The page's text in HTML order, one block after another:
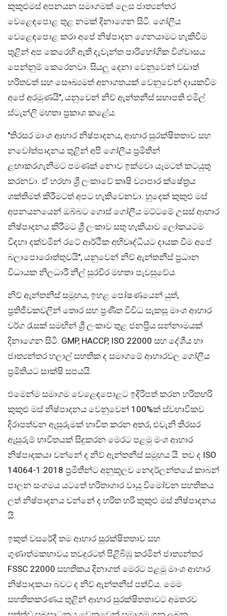
කුකුළුමස් අපනයන සමාගමක් ලෙස ජාත්‍යන්තර
වෙළෙඳපොළ තුළ නමක් දිනාගෙන සිටී. ගෝලීය
වෙළෙඳපොළ කරා අපේ නිෂ්පාදන ගෙනයාමට හැකිවීම
තුළින් අප කෙරෙහි ඇති දැවැන්ත පාරිභෝගික විශ්වාසය
පෙන්නුම් කෙරෙනවා. සියලු දෙනා වෙනුවෙන් වඩාත්
හරිතවත් සහ සෞඛ්‍යමත් අනාගතයක් වෙනුවෙන් දායකවීම
අපේ අරමුණයි″, යනුවෙන් නිව් ඇන්තනීස් සභාපති එමිල්
ස්ටැන්ලි මහතා ප්‍රකාශ කළේය.
″තිරසර මාංශ ආහාර නිෂ්පාදනය, ආහාර සුරක්ෂිතතාව සහ
නවෝත්පාදනය තුළින් අපි ගෝලීය ප්‍රමිතීන්
ළඟාකරගැනීමට පමණක් නොව ඉක්මවා යෑමටත් කටයුතු
කරනවා. ඒ හරහා ශ්‍රී ලංකාවේ කෘෂි ව්‍යාපාර ක්ෂේත්‍රය
ශක්තිමත් කිරීමටත් අපට හැකිවෙනවා. හුදෙක් කුකුළු මස්
අපනයනයෙන් ඔබ්බට ගොස් ගෝලීය මට්ටමේ උසස් ආහාර
නිෂ්පාදනය කිරීමට ශ්‍රී ලංකාව සතු හැකියාව ලෝකයටම
විදහා දක්වමින් රටේ ආර්ථික අභිවෘද්ධියට දායක වීම අපේ
බලාපොරොත්තුවයි″, යනුවෙන් නිව් ඇන්තනීස් ප්‍රධාන
විධායක නිලධාරී නීල් සුරවීර මහතා පැවසුවේය.
නිව් ඇන්තනීස් සමූහය, ඉහළ පෝෂණයෙන් යුත්,
ප්‍රතිජීවකවලින් තොර සහ ප්‍රණීත විවිධ සැකසූ මාංශ ආහාර
වර්ග රැසක් සමඟින් ශ්‍රී ලංකාව තුළ ජනප්‍රිය සන්නාමයක්
දිනාගෙන සිටී. GMP, HACCP, ISO 22000 සහ දේශීය හා
ජාත්‍යන්තර හලාල් සහතික ද සමාගමේ ආහාරවල ගෝලීය
ප්‍රමිතියට සාක්ෂි සපයයි.
එමෙන්ම සමාගම වෙළෙඳපොළට ඉදිරිපත් කරන හරිතහරි
කුකුළු මස් නිෂ්පාදනය වෙනුවෙන් 100%ක් ස්වභාවිකව
දිරාපත්වන ඇසුරුමක් භාවිත කරන අතර, එවැනි තිරසර
ඇසුරුම් භාවිතයක් සිදුකරන මෙරට පළමු මංශ ආහාර
නිෂ්පාදකයා වන්නේ ද නිව් ඇන්තනීස් සමූහය යි. තව ද ISO
14064-1:2018 ප්‍රමිතීන්ට අනුකූලව නෙදර්ලන්තයේ කාබන්
පාලන සංගමය යටතේ හරිතාගාර වායු විමෝචන සහතිකය
ලත් නිෂ්පාදනය වන්නේ ද හරිත හරි කුකුළු මස් නිෂ්පාදනය
යි.
ඉකුත් වසරේදී තම ආහාර සුරක්ෂිතතාව සහ
ගුණාත්මකභාවය තවදුරටත් පිළිබිඹු කරමින් ජාත්‍යන්තර
FSSC 22000 සහතිකය දිනාගත් මෙරට පළමු මාංශ ආහාර
නිෂ්පාදකයා බවට ද නිව් ඇන්තනීස් පත්විය. මෙම
සහතිකකරණය තුළින් ආහාර සුරක්ෂිතතාවට අමතරව